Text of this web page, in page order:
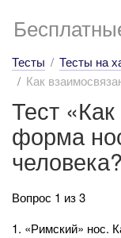
Тесты
Тесты на
Как
Тест
форма
Вопрос 1 из 3
1. «Римский» нос.